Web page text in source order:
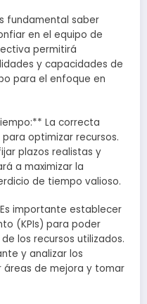
fundamental saber
en el equipo de
permitirá
y capacidades de
para el enfoque en
La correcta
optimizar recursos.
plazos realistas y
a maximizar la
de tiempo valioso.
importante establecer
(KPIs) para poder
los recursos utilizados.
y analizar los
de mejora y tomar